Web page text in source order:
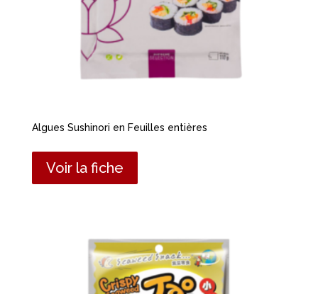
Algues Sushinori en Feuilles entières
Voir la fiche